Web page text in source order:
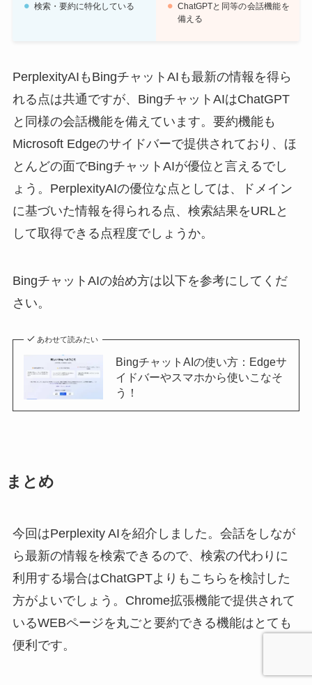
検索・要約に特化している
ChatGPTと同等の会話機能を
備える
PerplexityAIもBingチャットAIも最新の情報を得ら
れる点は共通ですが、BingチャットAIはChatGPT
と同様の会話機能を備えています。要約機能も
Microsoft Edgeのサイドバーで提供されており、ほ
とんどの面でBingチャットAIが優位と言えるでし
ょう。PerplexityAIの優位な点としては、ドメイン
に基づいた情報を得られる点、検索結果をURLと
して取得できる点程度でしょうか。
BingチャットAIの始め方は以下を参考にしてくだ
さい。
あわせて読みたい
BingチャットAIの使い方：Edgeサ
イドバーやスマホから使いこなそ
う！
まとめ
今回はPerplexity AIを紹介しました。会話をしなが
ら最新の情報を検索できるので、検索の代わりに
利用する場合はChatGPTよりもこちらを検討した
方がよいでしょう。Chrome拡張機能で提供されて
いるWEBページを丸ごと要約できる機能はとても
便利です。